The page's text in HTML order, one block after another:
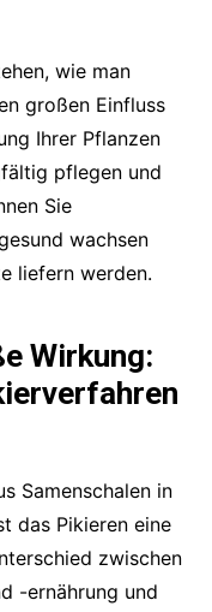
wie man
großen Einfluss
Ihrer Pflanzen
pflegen und
Sie
wachsen
liefern werden.
Wirkung:
Samenschalen in
das Pikieren eine
zwischen
-ernährung und